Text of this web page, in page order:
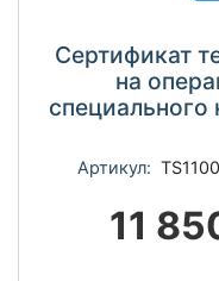
Сертификат
на
специального
Артикул:
11